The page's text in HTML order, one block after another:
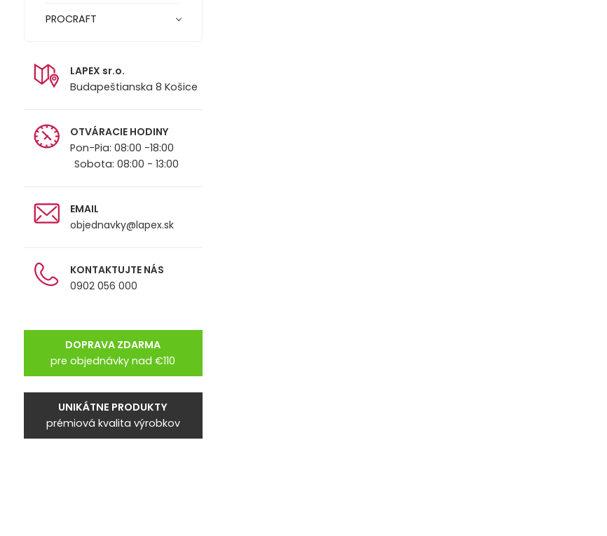
PROCRAFT
LAPEX sr.o.
Budapeštianska 8 Košice
OTVÁRACIE HODINY
Pon-Pia: 08:00 -18:00
Sobota: 08:00 - 13:00
EMAIL
objednavky@lapex.sk
KONTAKTUJTE NÁS
0902 056 000
DOPRAVA ZDARMA
pre objednávky nad €110
UNIKÁTNE PRODUKTY
prémiová kvalita výrobkov